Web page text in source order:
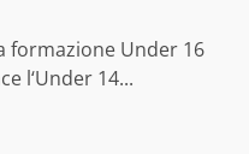
formazione Under 16
l‘Under 14...